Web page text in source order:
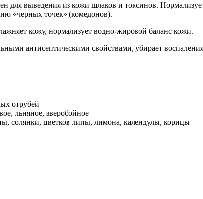
для выведения из кожи шлаков и токсинов.
«черных точек» (комедонов).
кожу, нормализует водно-жировой баланс кожи.
антисептическими свойствами, убирает
отрубей
льняное, зверобойное
солянки, цветков липы, лимона, календулы, корицы